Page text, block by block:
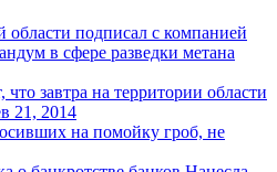
подписал с компанией
в сфере разведки метана
завтра на территории области
21, 2014
на помойку гроб, не